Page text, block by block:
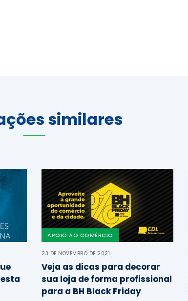
similares
APOIO AO COMÉRCIO
23 DE NOVEMBRO DE 2021
Veja as dicas para decorar
sua loja de forma profissional
para a BH Black Friday